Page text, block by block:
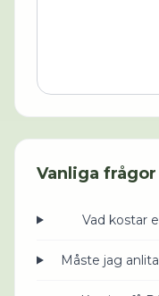
Vanliga frågor
Vad kostar
Måste jag